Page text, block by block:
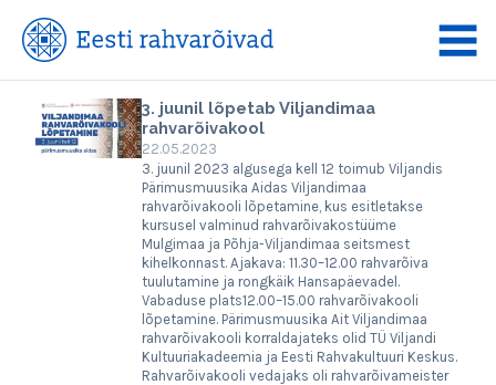
3. juunil lõpetab Viljandimaa
rahvarõivakool
22.05.2023
3. juunil 2023 algusega kell 12 toimub Viljandis
Pärimusmuusika Aidas Viljandimaa
rahvarõivakooli lõpetamine, kus esitletakse
kursusel valminud rahvarõivakostüüme
Mulgimaa ja Põhja-Viljandimaa seitsmest
kihelkonnast. Ajakava: 11.30–12.00 rahvarõiva
tuulutamine ja rongkäik Hansapäevadel.
Vabaduse plats12.00–15.00 rahvarõivakooli
lõpetamine. Pärimusmuusika Ait Viljandimaa
rahvarõivakooli korraldajateks olid TÜ Viljandi
Kultuuriakadeemia ja Eesti Rahvakultuuri Keskus.
Rahvarõivakooli vedajaks oli rahvarõivameister